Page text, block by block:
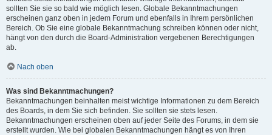
sollten Sie sie so bald wie möglich lesen. Globale Bekanntmachungen
erscheinen ganz oben in jedem Forum und ebenfalls in Ihrem persönlichen
Bereich. Ob Sie eine globale Bekanntmachung schreiben können oder nicht,
hängt von den durch die Board-Administration vergebenen Berechtigungen
ab.
Nach oben
Was sind Bekanntmachungen?
Bekanntmachungen beinhalten meist wichtige Informationen zu dem Bereich
des Boards, in dem Sie sich befinden. Sie sollten sie stets lesen.
Bekanntmachungen erscheinen oben auf jeder Seite des Forums, in dem sie
erstellt wurden. Wie bei globalen Bekanntmachungen hängt es von Ihren